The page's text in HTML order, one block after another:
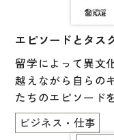
音声・音韻
語彙・意味
文章・談話・表現
文法
エピソードとタス
留学によって異文
越えながら自らの
たちのエピソード
力」や「人間関係
支援のための教材
ビジネス・仕事